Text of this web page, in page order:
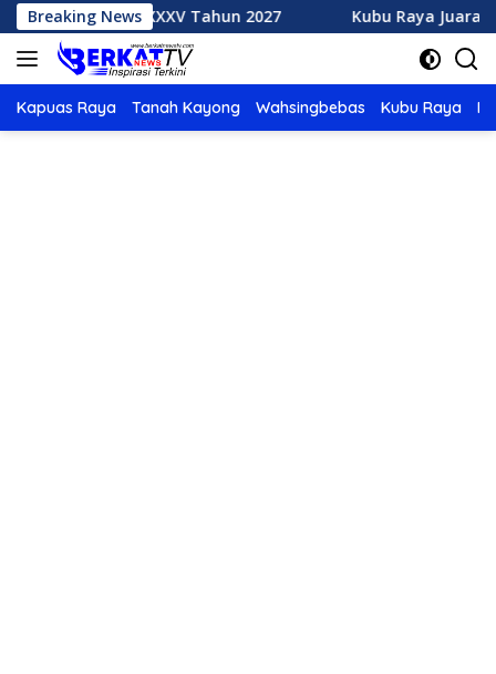
Langsung
ke
konten
Breaking News
XXXV Tahun 2027 Kubu Raya Juara Umum MTQ
Kapuas Raya Tanah Kayong Wahsingbebas Kubu Raya